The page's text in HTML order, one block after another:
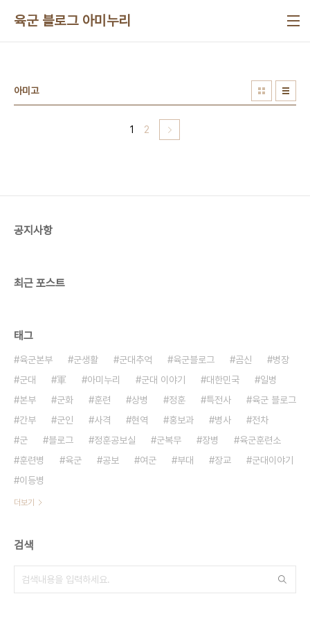
육군 블로그 아미누리
아미고
1 2
공지사항
최근 포스트
태그
육군본부 군생활 군대추억 육군블로그 곰신
병장
군대
軍 아미누리 군대 이야기 대한민국
일병
본부
군화 훈련 상병 정훈 특전사
육군 블로그
간부
군인 사격 현역 홍보과 병사
전차
군
블로그 정훈공보실 군복무 장병
육군훈련소
훈련병
육군 공보 여군 부대 장교
군대이야기
이등병
더보기
검색